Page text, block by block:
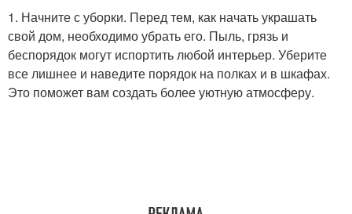
1. Начните с уборки. Перед тем, как начать украшать
свой дом, необходимо убрать его. Пыль, грязь и
беспорядок могут испортить любой интерьер. Уберите
все лишнее и наведите порядок на полках и в шкафах.
Это поможет вам создать более уютную атмосферу.